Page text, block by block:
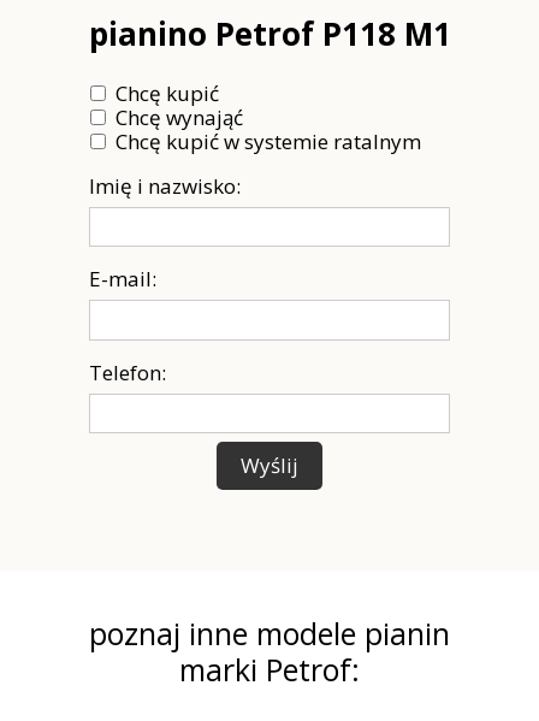
poznaj inne modele pianin
marki Petrof:
pianino Petrof P118 M1
Chcę kupić
Chcę wynająć
Chcę kupić w systemie ratalnym
Imię i nazwisko:
E-mail:
Telefon:
Wyślij